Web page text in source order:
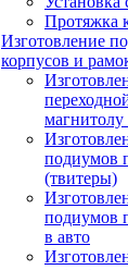
Протяжка
Изготовление
корпусов и
подиумов
(твитеры)
подиумов
в авто